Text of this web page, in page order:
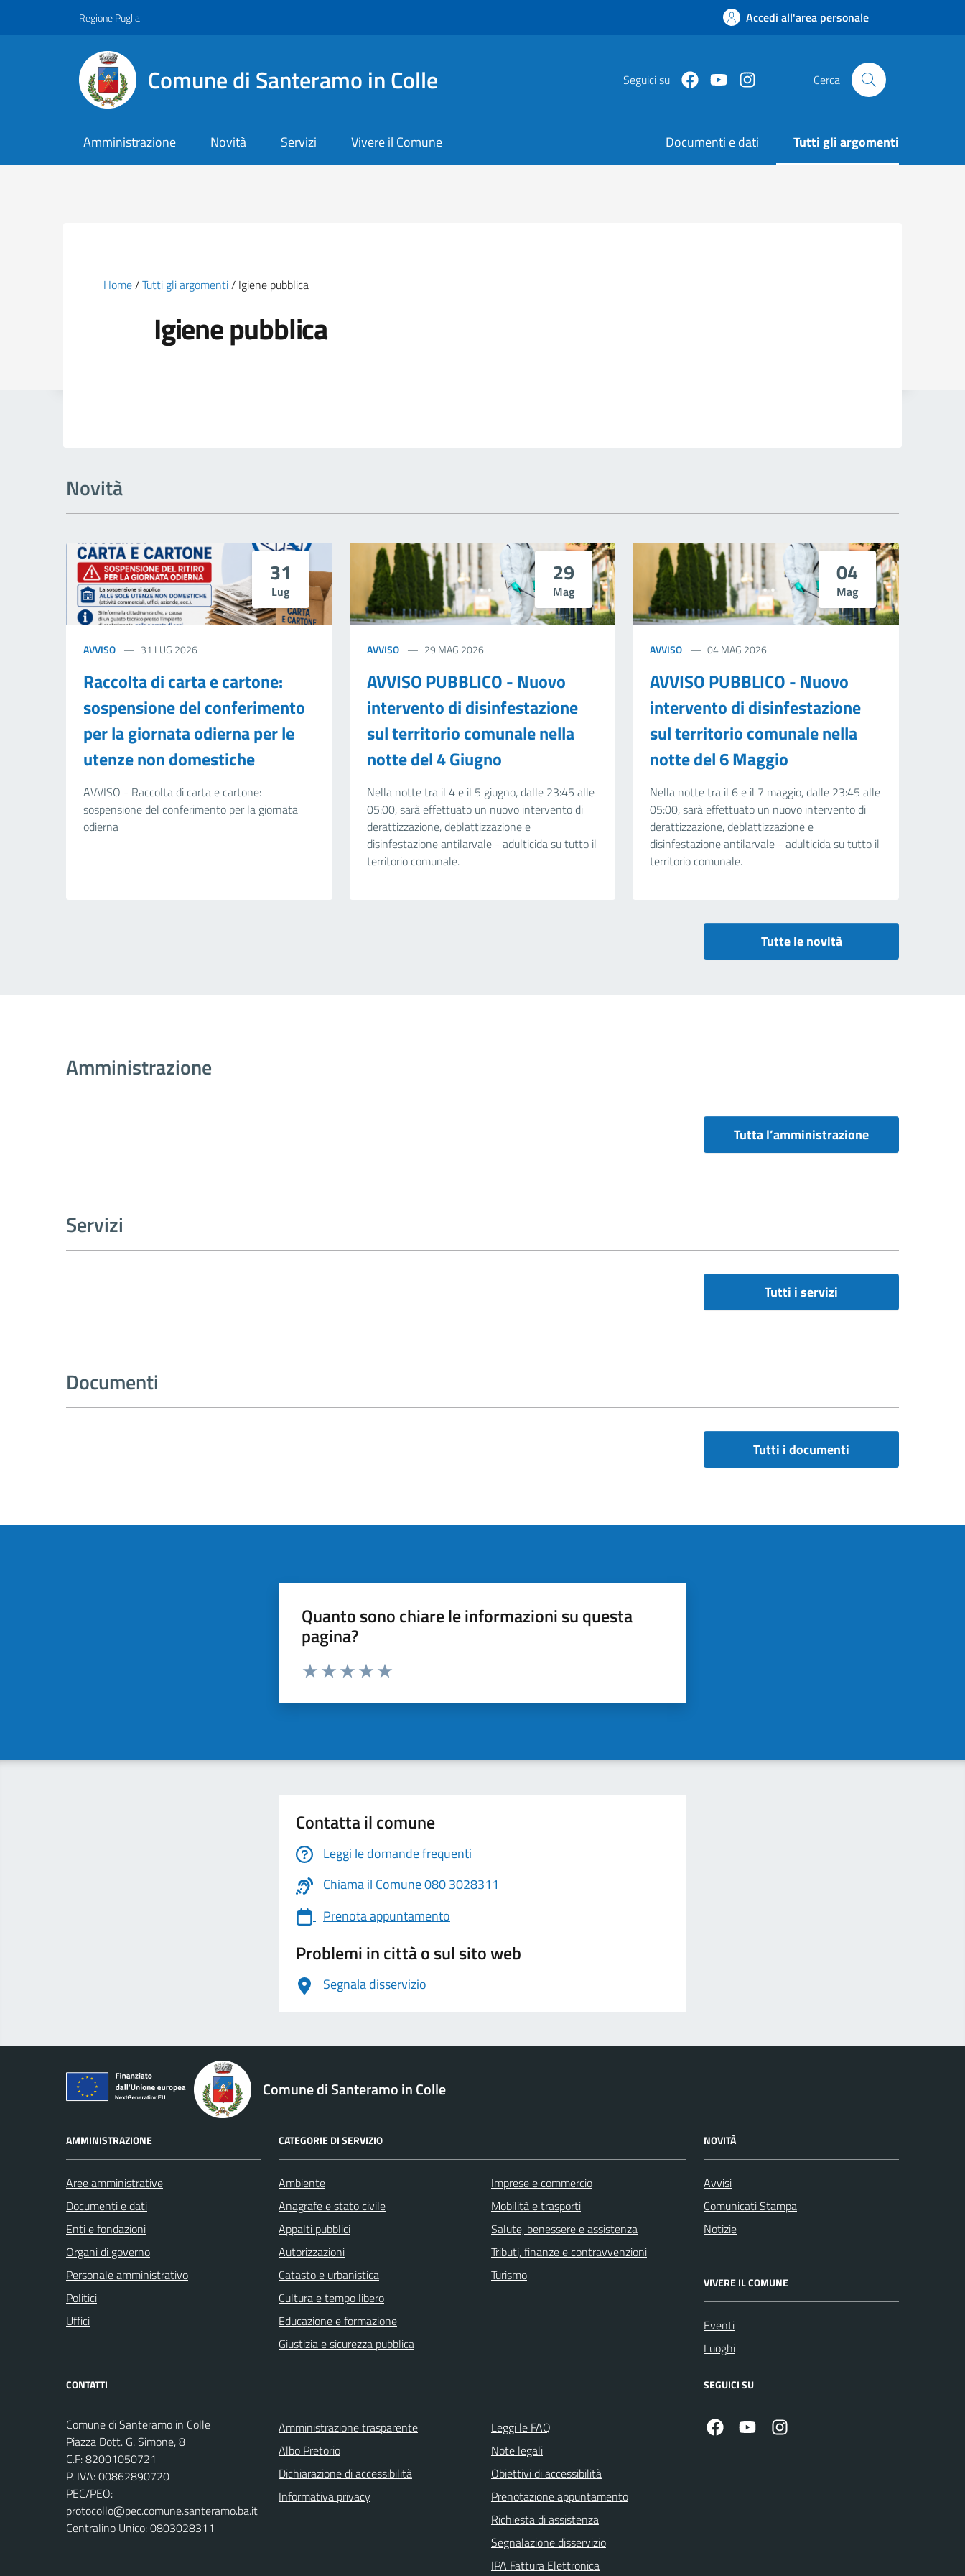
Regione Puglia Accedi all'area personale
Comune di Santeramo in Colle Seguici su FacebookYoutubeInstagram Cerca
Amministrazione Novità Servizi Vivere il Comune Documenti e dati Tutti gli argomenti
Briciole di pane
Home Tutti gli argomenti Igiene pubblica
Igiene pubblica
Novità
31
Lug
AVVISO 31 LUG 2026
Raccolta di carta e cartone:
sospensione del conferimento
per la giornata odierna per le
utenze non domestiche
AVVISO - Raccolta di carta e cartone:
sospensione del conferimento per la giornata
odierna
29
Mag
AVVISO 29 MAG 2026
AVVISO PUBBLICO - Nuovo
intervento di disinfestazione
sul territorio comunale nella
notte del 4 Giugno
Nella notte tra il 4 e il 5 giugno, dalle 23:45 alle
05:00, sarà effettuato un nuovo intervento di
derattizzazione, deblattizzazione e
disinfestazione antilarvale - adulticida su tutto il
territorio comunale.
04
Mag
AVVISO 04 MAG 2026
AVVISO PUBBLICO - Nuovo
intervento di disinfestazione
sul territorio comunale nella
notte del 6 Maggio
Nella notte tra il 6 e il 7 maggio, dalle 23:45 alle
05:00, sarà effettuato un nuovo intervento di
derattizzazione, deblattizzazione e
disinfestazione antilarvale - adulticida su tutto il
territorio comunale.
Tutte le novità
Amministrazione
Tutta l’amministrazione
Servizi
Tutti i servizi
Documenti
Tutti i documenti
Quanto sono chiare le informazioni su questa
pagina?
Valuta da 1 a 5 stelle la pagina
Contatta il comune
Leggi le domande frequenti
Chiama il Comune 080 3028311
Prenota appuntamento
Problemi in città o sul sito web
Segnala disservizio
logo Unione Europea
Comune di Santeramo in Colle
AMMINISTRAZIONE
Aree amministrative
Documenti e dati
Enti e fondazioni
Organi di governo
Personale amministrativo
Politici
Uffici
CATEGORIE DI SERVIZIO
Ambiente
Anagrafe e stato civile
Appalti pubblici
Autorizzazioni
Catasto e urbanistica
Cultura e tempo libero
Educazione e formazione
Giustizia e sicurezza pubblica
Imprese e commercio
Mobilità e trasporti
Salute, benessere e assistenza
Tributi, finanze e contravvenzioni
Turismo
NOVITÀ
Avvisi
Comunicati Stampa
Notizie
VIVERE IL COMUNE
Eventi
Luoghi
CONTATTI
Comune di Santeramo in Colle
Piazza Dott. G. Simone, 8
C.F:82001050721
P. IVA:00862890720
PEC/PEO:
protocollo@pec.comune.santeramo.ba.it
Centralino Unico: 0803028311
Amministrazione trasparente
Albo Pretorio
Dichiarazione di accessibilità
Informativa privacy
Leggi le FAQ
Note legali
Obiettivi di accessibilità
Prenotazione appuntamento
Richiesta di assistenza
Segnalazione disservizio
IPA Fattura Elettronica
SEGUICI SU
FacebookYoutube